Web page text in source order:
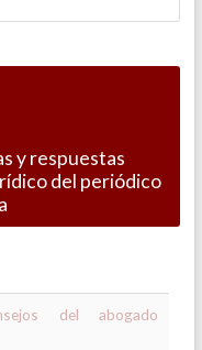
y respuestas
del periódico
del abogado